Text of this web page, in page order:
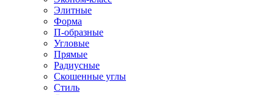
Элитные
Форма
П-образные
Угловые
Прямые
Радиусные
Скошенные углы
Стиль